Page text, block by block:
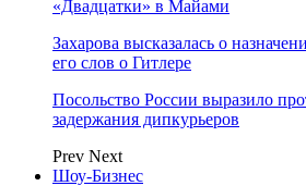
«Двадцатки» в Майами
Захарова высказалась о
его слов о Гитлере
Посольство России выразило
задержания дипкурьеров
Prev Next
Шоу-Бизнес